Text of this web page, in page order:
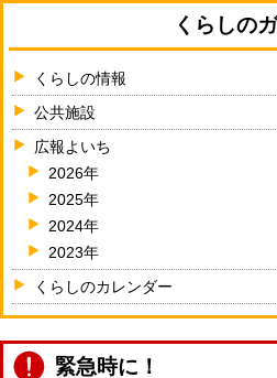
くらしの
くらしの情報
公共施設
広報よいち
2026年
2025年
2024年
2023年
くらしのカレンダー
緊急時に！